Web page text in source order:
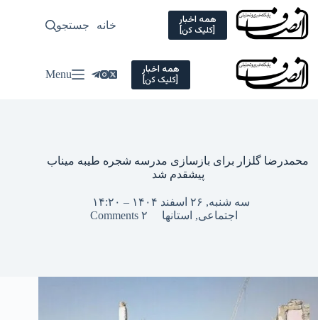
Skip
content
همه اخبار
[کلیک کن] خانه سیاسی
جستجو
همه اخبار
[کلیک کن] Menu
محمدرضا گلزار برای بازسازی مدرسه شجره طیبه میناب
پیشقدم شد
سه شنبه, ۲۶ اسفند ۱۴۰۴ – ۱۴:۲۰
اجتماعی, استانها ۲ Comments